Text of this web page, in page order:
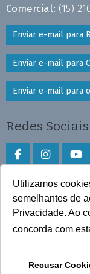
Utilizamos
semelhantes de
Privacidade. Ao
concorda com
Recusar
Comercial: (15)
Enviar e-mail para
Enviar e-mail para
Enviar e-mail para
Redes Sociais
Faça download
Play Store e App
Todos os